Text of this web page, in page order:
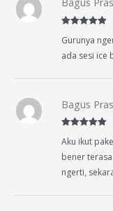
of 5
Bagus
Gurunya
ada sesi ice
of 5
Bagus
Aku ikut
bener
ngerti,